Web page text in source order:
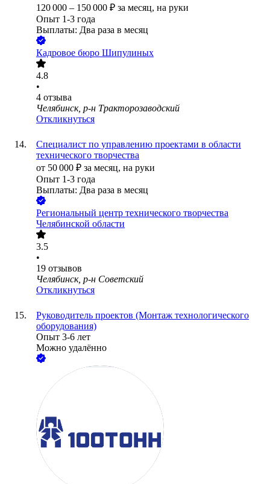
120 000 – 150 000 ₽ за месяц, на руки
Опыт 1-3 года
Выплаты: Два раза в месяц
Кадровое бюро Шипулиных
4.8
•
4 отзыва
Челябинск, р-н Тракторозаводский
Откликнуться
Специалист по управлению проектами в области
технического творчества
от 50 000 ₽ за месяц, на руки
Опыт 1-3 года
Выплаты: Два раза в месяц
Региональный центр технического творчества
Челябинской области
3.5
•
19 отзывов
Челябинск, р-н Советский
Откликнуться
Руководитель проектов (Монтаж технологического
оборудования)
Опыт 3-6 лет
Можно удалённо